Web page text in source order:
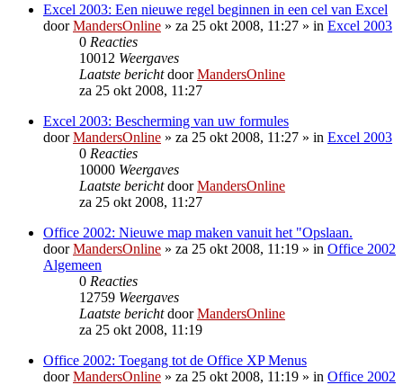
Excel 2003: Een nieuwe regel beginnen in een cel van Excel
doorMandersOnline » za 25 okt 2008, 11:27 » in Excel 2003
0 Reacties
10012 Weergaves
Laatste berichtdoorMandersOnline
za 25 okt 2008, 11:27
Excel 2003: Bescherming van uw formules
doorMandersOnline » za 25 okt 2008, 11:27 » in Excel 2003
0 Reacties
10000 Weergaves
Laatste berichtdoorMandersOnline
za 25 okt 2008, 11:27
Office 2002: Nieuwe map maken vanuit het "Opslaan.
doorMandersOnline » za 25 okt 2008, 11:19 » in Office 2002
Algemeen
0 Reacties
12759 Weergaves
Laatste berichtdoorMandersOnline
za 25 okt 2008, 11:19
Office 2002: Toegang tot de Office XP Menus
doorMandersOnline » za 25 okt 2008, 11:19 » in Office 2002